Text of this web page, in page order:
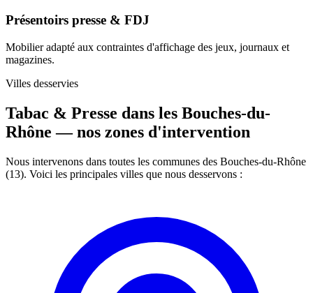
Présentoirs presse & FDJ
Mobilier adapté aux contraintes d'affichage des jeux, journaux et
magazines.
Villes desservies
Tabac & Presse dans les Bouches-du-
Rhône —nos zones d'intervention
Nous intervenons dans toutes les communes des Bouches-du-Rhône
(13). Voici les principales villes que nous desservons :